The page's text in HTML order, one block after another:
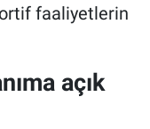
faaliyetlerin
açık